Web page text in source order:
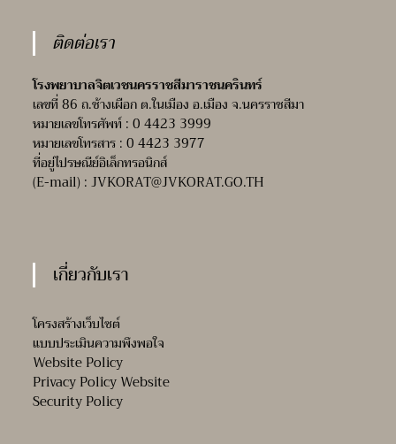
ติดต่อเรา
โรงพยาบาลจิตเวชนครราชสีมาราชนครินทร์
เลขที่ 86 ถ.ช้างเผือก ต.ในเมือง อ.เมือง จ.นครราชสีมา
หมายเลขโทรศัพท์ : 0 4423 3999
หมายเลขโทรสาร : 0 4423 3977
ที่อยู่ไปรษณีย์อิเล็กทรอนิกส์
(E-mail) : JVKORAT@JVKORAT.GO.TH
เกี่ยวกับเรา
โครงสร้างเว็บไซต์
แบบประเมินความพึงพอใจ
Website Policy
Privacy Policy Website
Security Policy